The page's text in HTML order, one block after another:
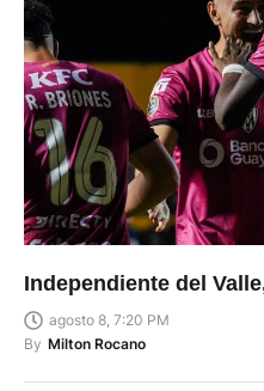
Independiente del
agosto 8, 7:20 PM
By Milton Rocano